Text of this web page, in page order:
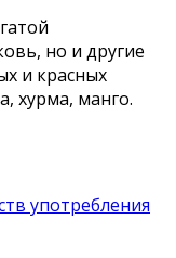
но и другие
и красных
хурма, манго.
употребления